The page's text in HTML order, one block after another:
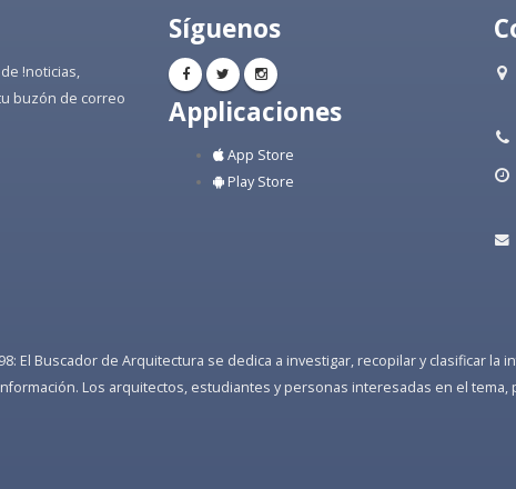
!noticias,
buzón de correo
Síguenos
Applicaciones
App Store
Play Store
El Buscador de Arquitectura se dedica a investigar, recopilar y clasificar la
Los arquitectos, estudiantes y personas interesadas en el tema,